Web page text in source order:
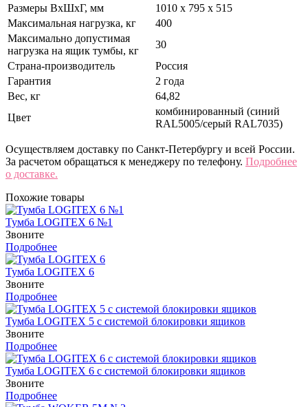
Размеры ВхШхГ, мм
1010 x 795 x 515
Максимальная нагрузка, кг
400
Максимально допустимая
нагрузка на ящик тумбы, кг
30
Страна-производитель
Россия
Гарантия
2 года
Вес, кг
64,82
Цвет
комбинированный (синий
RAL5005/серый RAL7035)
Осуществляем доставку по Санкт-Петербургу и всей России.
За расчетом обращаться к менеджеру по телефону. Подробнее
о доставке.
Похожие товары
Тумба LOGITEX 6 №1
Звоните
Подробнее
Тумба LOGITEX 6
Звоните
Подробнее
Тумба LOGITEX 5 с системой блокировки ящиков
Звоните
Подробнее
Тумба LOGITEX 6 с системой блокировки ящиков
Звоните
Подробнее